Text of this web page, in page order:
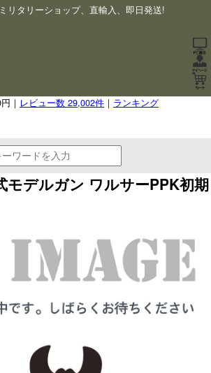
リタリーショップ、直輸入、即日発送!
｜ レビュー数 29,002件 ｜ ランキング
モデルガン ワルサーPPK初期